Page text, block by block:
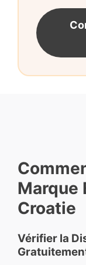
Marque
Croatie
Vérifier la